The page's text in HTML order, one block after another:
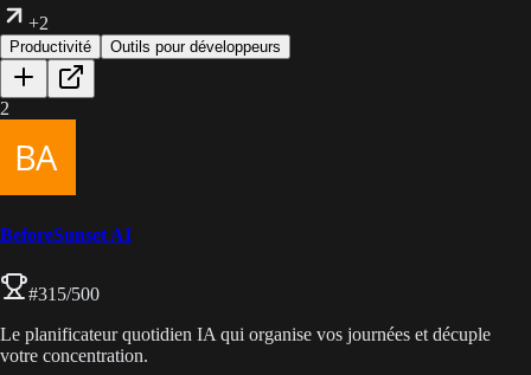
+2
Productivité Outils pour développeurs
2
BeforeSunset AI
#315/500
Le planificateur quotidien IA qui organise vos journées et décuple
votre concentration.